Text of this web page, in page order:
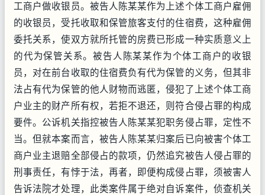
工商户做收银员。被告人陈某某作为上述个体工商户雇佣
的收银员，受托收取和保管旅客支付的住宿费，这种雇佣
委托关系，使双方就所托管的房费已形成一种实质意义上
的代为保管关系。被告人陈某某作为个体工商户的收银
员，对在前台收取的住宿费负有代为保管的义务，但其非
法占有代为保管的他人财物而逃匿，侵犯了上述个体工商
户业主的财产所有权，若拒不退还，则符合侵占罪的构成
要件。公诉机关指控被告人陈某某犯职务侵占罪，定性不
当。但就本案而言，被告人陈某某归案后已向被害个体工
商户业主退赔全部侵占的款项，仍然追究被告人侵占罪的
刑事责任，有悖于法，再者，即便构成侵占罪，须被害人
告诉法院才处理，此类案件属于绝对自诉案件，侦查机关